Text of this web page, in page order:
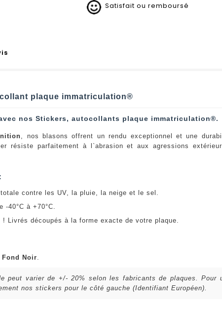
Satisfait ou remboursé
plaque immatriculation®
nos Stickers, autocollants plaque immatriculation®.
, nos blasons offrent un rendu exceptionnel et une
résiste parfaitement à l`abrasion et aux agressions
contre les UV, la pluie, la neige et le sel.
-40°C à +70°C.
Livrés découpés à la forme exacte de votre plaque.
Fond Noir
peut varier de +/- 20% selon les fabricants de plaques. Pour
nos stickers pour le côté gauche (Identifiant Européen).